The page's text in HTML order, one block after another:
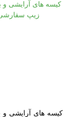
کیسه های آرایشی و